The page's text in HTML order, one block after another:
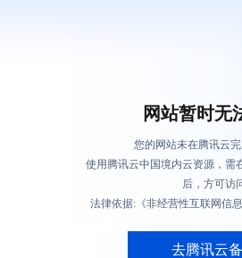
网站暂时无
您的网站未在腾讯云
使用腾讯云中国境内云资源，需
后，方可访
法律依据:《非经营性互联网信
去腾讯云